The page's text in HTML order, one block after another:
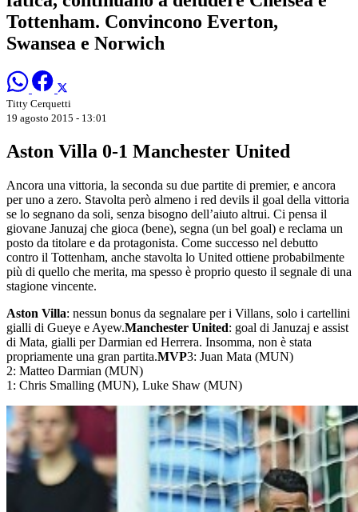
Tottenham. Convincono Everton,
Swansea e Norwich
Titty Cerquetti
19 agosto 2015 - 13:01
Aston Villa 0-1 Manchester United
Ancora una vittoria, la seconda su due partite di premier, e ancora
per uno a zero. Stavolta però almeno i red devils il goal della vittoria
se lo segnano da soli, senza bisogno dell’aiuto altrui. Ci pensa il
giovane Januzaj che gioca (bene), segna (un bel goal) e reclama un
posto da titolare e da protagonista. Come successo nel debutto
contro il Tottenham, anche stavolta lo United ottiene probabilmente
più di quello che merita, ma spesso è proprio questo il segnale di una
stagione vincente.
Aston Villa: nessun bonus da segnalare per i Villans, solo i cartellini
gialli di Gueye e Ayew.Manchester United: goal di Januzaj e assist
di Mata, gialli per Darmian ed Herrera. Insomma, non è stata
propriamente una gran partita.MVP3: Juan Mata (MUN)
2: Matteo Darmian (MUN)
1: Chris Smalling (MUN), Luke Shaw (MUN)